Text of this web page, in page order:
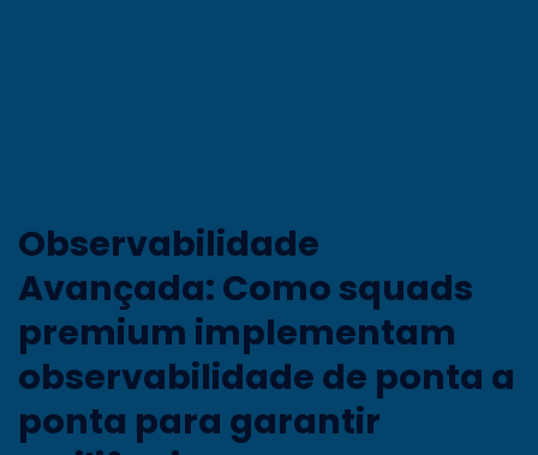
Observabilidade
Avançada: Como squads
premium implementam
observabilidade de ponta a
ponta para garantir